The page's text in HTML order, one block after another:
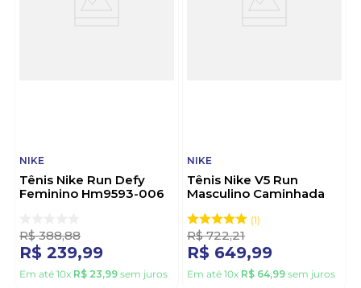
NIKE
Tênis Nike Run Defy
Feminino Hm9593-006
R$ 388,88
R$ 239,99
Em até 10x R$ 23,99 sem juros
NIKE
Tênis Nike V5 Run
Masculino Caminhada
1
R$ 722,21
R$ 649,99
Em até 10x R$ 64,99 sem juros